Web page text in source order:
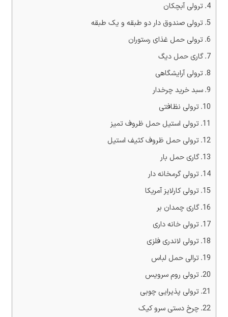
ترولی آبچکان
ترولی صندوق دار دو طبقه و یک طبقه
ترولی حمل غذای رستوران
گاری حمل دیگ
ترولی آرایشگاهی
سبد خرید چرخدار
ترولی نظافتی
ترولی استیل حمل ظروف تمیز
ترولی حمل ظروف کثیف استیل
گاری حمل بار
ترولی گرمخانه دار
ترولی کارلایز آمریکا
گاری چمدان بر
ترولی خانه داری
‏ترولی لاندری فلزی
‏ترالی حمل لباس
‏ترولی روم سرویس
ترولی پذیرایی چوبی
چرخ دستی سرو کیک